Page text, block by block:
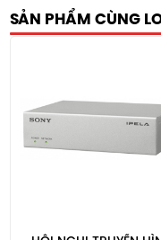
SẢN PHẨM CÙNG